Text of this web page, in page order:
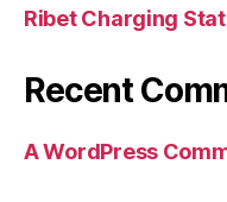
Ribet Charging
Recent
A WordPress